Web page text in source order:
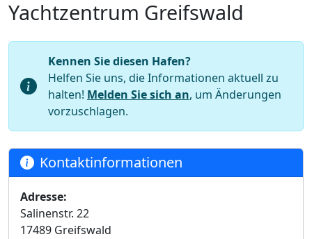
Yachtzentrum Greifswald
Kennen Sie diesen Hafen?
Helfen Sie uns, die Informationen aktuell zu
halten! Melden Sie sich an, um Änderungen
vorzuschlagen.
Kontaktinformationen
Adresse:
Salinenstr. 22
17489 Greifswald